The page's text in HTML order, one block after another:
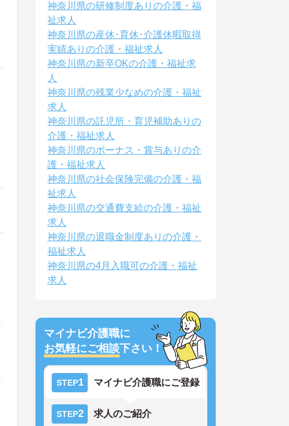
神奈川県の研修制度ありの介護・福
祉求人
神奈川県の産休･育休･介護休暇取得
実績ありの介護・福祉求人
神奈川県の新卒OKの介護・福祉求
人
神奈川県の残業少なめの介護・福祉
求人
神奈川県の託児所・育児補助ありの
介護・福祉求人
神奈川県のボーナス・賞与ありの介
護・福祉求人
神奈川県の社会保険完備の介護・福
祉求人
神奈川県の交通費支給の介護・福祉
求人
神奈川県の退職金制度ありの介護・
福祉求人
神奈川県の4月入職可の介護・福祉
求人
マイナビ介護職に
お気軽にご相談下さい！
STEP1 マイナビ介護職にご登録
STEP2 求人のご紹介